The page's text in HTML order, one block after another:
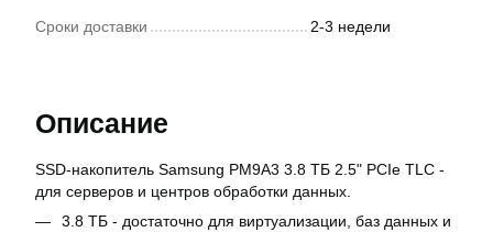
Сроки доставки 2-3 недели
Описание
SSD-накопитель Samsung PM9A3 3.8 ТБ 2.5" PCIe TLC -
для серверов и центров обработки данных.
3.8 ТБ - достаточно для виртуализации, баз данных и